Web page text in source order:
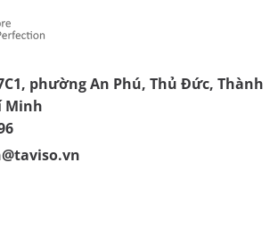
phường An Phú, Thủ Đức, Thành
Minh